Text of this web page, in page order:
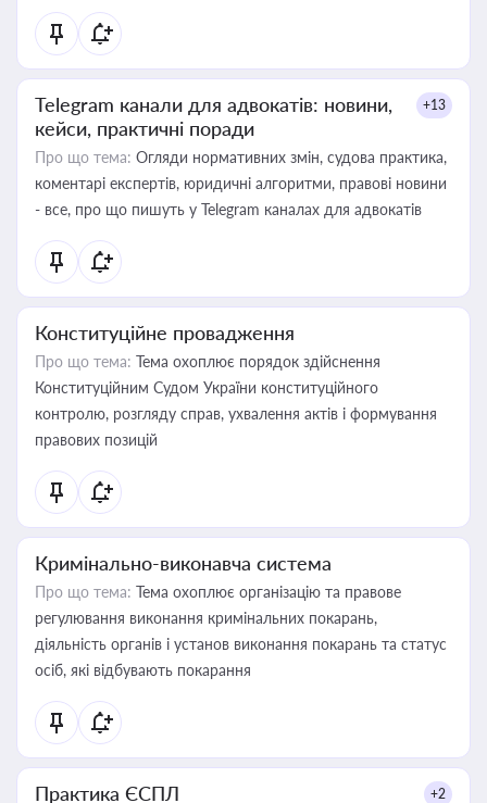
Telegram канали для адвокатів: новини,
кейси, практичні поради
+13
Про що тема: Огляди нормативних змін, судова практика,
коментарі експертів, юридичні алгоритми, правові новини
- все, про що пишуть у Telegram каналах для адвокатів
Конституційне провадження
Про що тема: Тема охоплює порядок здійснення
Конституційним Судом України конституційного
контролю, розгляду справ, ухвалення актів і формування
правових позицій
Кримінально-виконавча система
Про що тема: Тема охоплює організацію та правове
регулювання виконання кримінальних покарань,
діяльність органів і установ виконання покарань та статус
осіб, які відбувають покарання
Практика ЄСПЛ +2